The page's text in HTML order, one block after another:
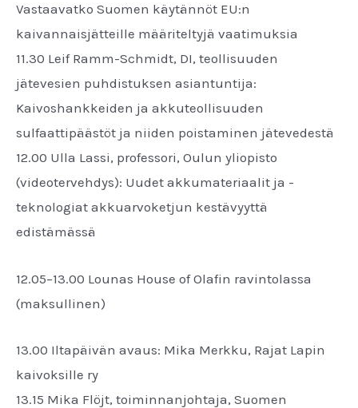
Vastaavatko Suomen käytännöt EU:n
kaivannaisjätteille määriteltyjä vaatimuksia
11.30 Leif Ramm-Schmidt, DI, teollisuuden
jätevesien puhdistuksen asiantuntija:
Kaivoshankkeiden ja akkuteollisuuden
sulfaattipäästöt ja niiden poistaminen jätevedestä
12.00 Ulla Lassi, professori, Oulun yliopisto
(videotervehdys): Uudet akkumateriaalit ja -
teknologiat akkuarvoketjun kestävyyttä
edistämässä
12.05–13.00 Lounas House of Olafin ravintolassa
(maksullinen)
13.00 Iltapäivän avaus: Mika Merkku, Rajat Lapin
kaivoksille ry
13.15 Mika Flöjt, toiminnanjohtaja, Suomen